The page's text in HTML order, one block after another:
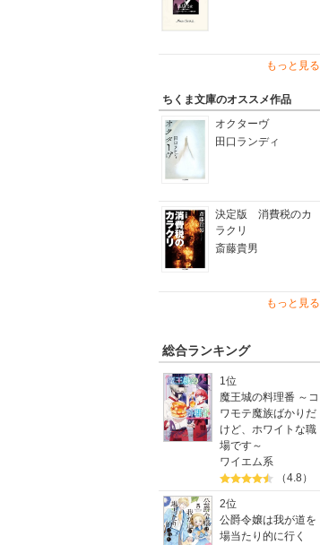
もっと見る
ちくま文庫のオススメ作品
オクターヴ
田口ランディ
決定版 消費税のカ
ラクリ
斎藤貴男
もっと見る
総合ランキング
1位
魔王城の料理番 ～コ
ワモテ魔族ばかりだ
けど、ホワイトな職
場です～
ワイエム系
（4.8）
2位
公爵令嬢は我が道を
場当たり的に行く